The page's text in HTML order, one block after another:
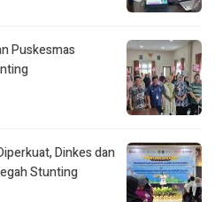
Puskesmas
Dinkes dan
Stunting